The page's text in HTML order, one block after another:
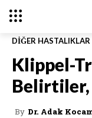
DIĞER HASTALIKLAR
Klippel-
Belirtiler,
By Dr. Adak